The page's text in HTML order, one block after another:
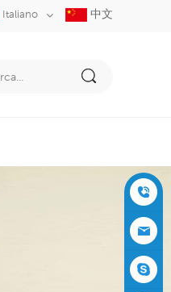
Italiano 中文
+86-05
91-2353
siboly@s